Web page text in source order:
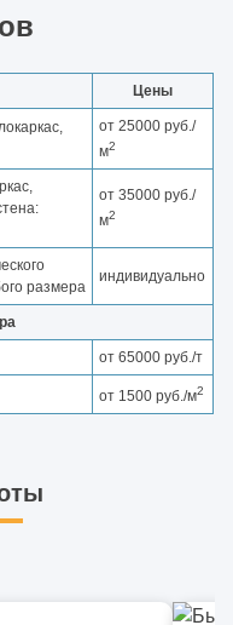
Цены
от 25000 руб./
м2
от 35000 руб./
м2
размера
индивидуально
от 65000 руб./т
от 1500 руб./м2